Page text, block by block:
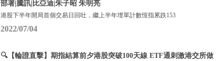
部署|騰訊|比亞迪|朱子昭 朱明亮
港股下半年開局首個交易日回吐，繼上半年埋單計數恆指累跌153
2022/07/04
🔍【輪證直擊】期指結算前夕港股突破100天線 ETF通刺激港交所做